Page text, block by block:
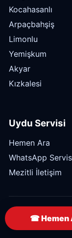
Kocahasanlı
Arpaçbahşiş
Limonlu
Yemişkum
Akyar
Kızkalesi
Uydu Servisi
Hemen Ara
WhatsApp Servis
Mezitli İletişim
© 2026 Mezitli
hakları saklıdır.
☎ Hemen